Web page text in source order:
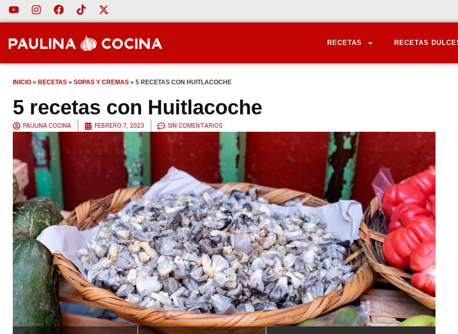
RECETAS RECETAS
INICIO » RECETAS » SOPAS Y CREMAS » 5 RECETAS CON HUITLACOCHE
5 recetas con Huitlacoche
PAULINA COCINA FEBRERO 7, 2023 SIN COMENTARIOS